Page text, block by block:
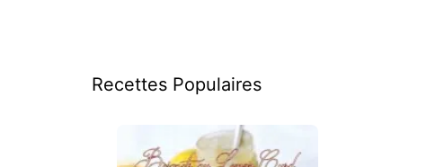
Recettes Populaires